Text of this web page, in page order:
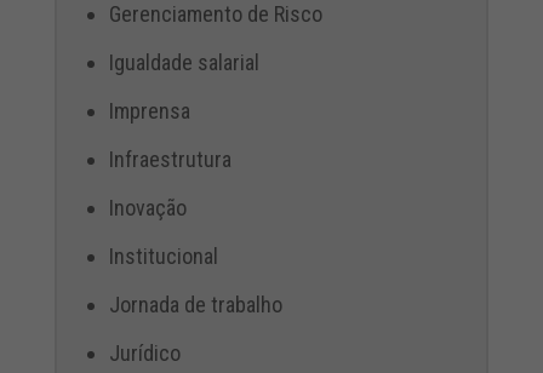
Gerenciamento de Risco
Igualdade salarial
Imprensa
Infraestrutura
Inovação
Institucional
Jornada de trabalho
Jurídico